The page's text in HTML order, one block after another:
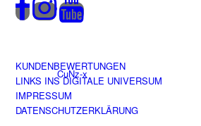
Shop
CuNz-x
KUNDENBEWERTUNGEN
LINKS INS DIGITALE UNIVERSUM
IMPRESSUM
DATENSCHUTZERKLÄRUNG